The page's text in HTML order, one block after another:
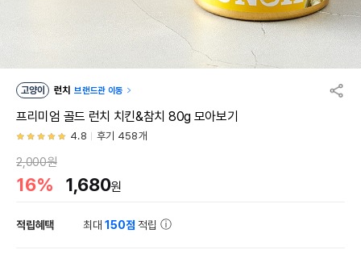
고양이 런치 브랜드관 이동
프리미엄 골드 런치 치킨&참치 80g 모아보기
4.8 후기 458개
2,000원
16% 1,680원
적립혜택 최대150점 적립